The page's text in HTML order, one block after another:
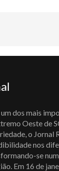
dos mais
Oeste de
o Jornal
nos
se
Em 16 de